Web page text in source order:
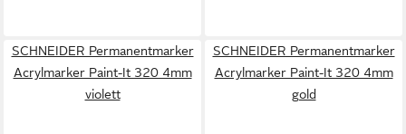
SCHNEIDER Permanentmarker
Acrylmarker Paint-It 320 4mm
violett
SCHNEIDER Permanentmarker
Acrylmarker Paint-It 320 4mm
gold